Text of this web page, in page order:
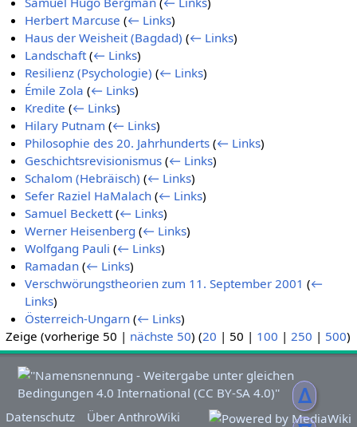
ᐃ
Herbert Marcuse (← Links)
Haus der Weisheit (Bagdad) (← Links)
Landschaft (← Links)
Resilienz (Psychologie) (← Links)
Émile Zola (← Links)
Kredite (← Links)
Hilary Putnam (← Links)
Philosophie des 20. Jahrhunderts (← Links)
Geschichtsrevisionismus (← Links)
Schalom (Hebräisch) (← Links)
Sefer Raziel HaMalach (← Links)
Samuel Beckett (← Links)
Werner Heisenberg (← Links)
Wolfgang Pauli (← Links)
Ramadan (← Links)
Verschwörungstheorien zum 11. September 2001 (←
Links)
Österreich-Ungarn (← Links)
Zeige (vorherige 50 | nächste 50) (20 | 50 | 100 | 250 | 500)
Datenschutz
Über AnthroWiki